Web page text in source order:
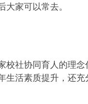
家可以常去。
校社协同育人的理
生活素质提升，还